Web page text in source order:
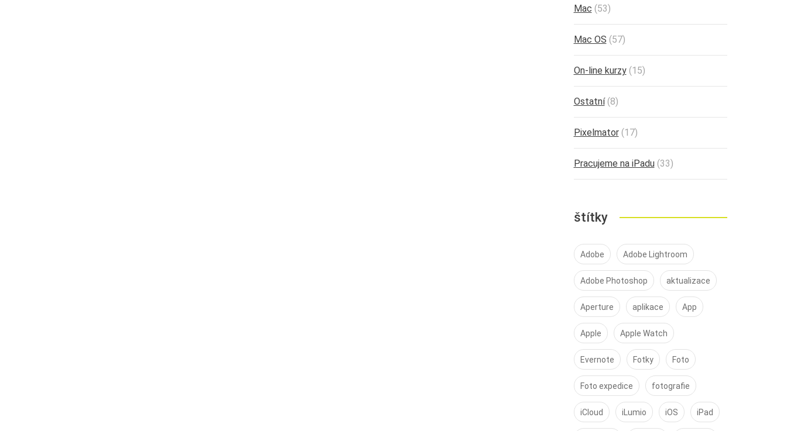
Mac (53)
Mac OS (57)
On-line kurzy(15)
Ostatní(8)
Pixelmator(17)
Pracujeme na iPadu(33)
štítky
Adobe Adobe Lightroom
Adobe Photoshop aktualizace
Aperture aplikace App
Apple Apple Watch
Evernote Fotky Foto
Foto expedice fotografie
iCloud iLumio iOS iPad